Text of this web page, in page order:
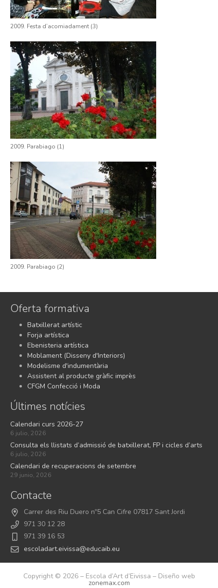
2009. Festa d’acomiadament (3)
2009. Parabiago (1)
2009. Parabiago (2)
Oferta formativa
Batxillerat artístic
Forja artística
Ebenisteria artística
Moblament (Disseny d'Interiors)
Modelisme d'indumentària
Assistent al producte gràfic imprès
CFGM Confecció i Moda
Últimes notícies
Calendari curs 2026-27
6 julio, 2026
Consulta els llistats d’admissió de batxillerat, FP i cicles d’arts
6 julio, 2026
Calendari de recuperacions de setembre
29 junio, 2026
Contacte
Carrer des Riu Duero nº5 Can Cifre 07817 Sant Jordi
971 30 12 28
971 39 16 53
escoladart.eivissa@educaib.eu
Copyright © 2026 – Escola d’Art d’Eivissa – Diseño web
zonemax.com